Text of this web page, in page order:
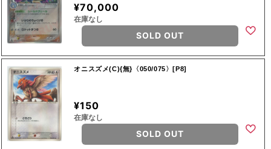
¥70,000
在庫なし
SOLD OUT
オニスズメ(C){無}〈050/075〉[P8]
¥150
在庫なし
SOLD OUT